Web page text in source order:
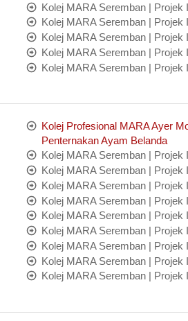
Kolej MARA Seremban | Projek
Kolej MARA Seremban | Projek
Kolej MARA Seremban | Projek
Kolej MARA Seremban | Projek
Kolej MARA Seremban | Projek
Kolej Profesional MARA Ayer
Penternakan Ayam Belanda
Kolej MARA Seremban | Projek
Kolej MARA Seremban | Projek
Kolej MARA Seremban | Projek
Kolej MARA Seremban | Projek
Kolej MARA Seremban | Projek
Kolej MARA Seremban | Projek
Kolej MARA Seremban | Projek
Kolej MARA Seremban | Projek
Kolej MARA Seremban | Projek